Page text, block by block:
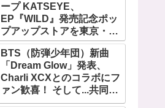
ープ KATSEYE、
EP『WILD』発売記念ポッ
プアップストアを東京・原
宿で開催 限定グッズも登
場
BTS（防弾少年団）新曲
「Dream Glow」発表、
Charli XCXとのコラボにフ
ァン歓喜！ そして...共同制
作者が明かすジミンへの思